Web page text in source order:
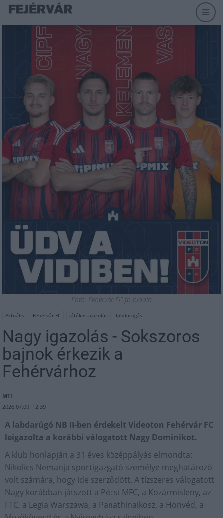
Fotó: Fehérvár FC fb oldala
Aktuális Fehérvár FC játékos igazolás labdarúgás
Nagy igazolás - Sokszoros
bajnok érkezik a
Fehérvárhoz
MTI
2026.07.09. 12:39
A labdarúgó NB II-ben érdekelt Videoton Fehérvár FC
leigazolta a korábbi válogatott Nagy Dominikot.
A klub honlapján a 31 éves középpályás elmondta:
Nikolics Nemanja sportigazgató személye meghatározó
volt számára, hogy ide szerződött. A tízszeres válogatott
Nagy korábban játszott a Pécsi MFC, a Kozármisleny, az
FTC, a Legia Warszawa, a Panathinaikosz, a Honvéd, a